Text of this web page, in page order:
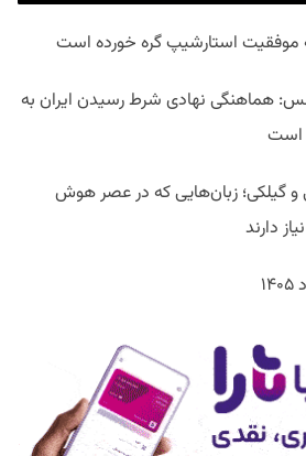
استارشیپ گره خورده است
هماهنگی نهادی شرط رسیدن ایران به
و گیلکی؛ زبان‌هایی که در عصر هوش
دارند